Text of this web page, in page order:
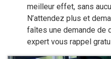
meilleur effet, sans
N’attendez plus et
faîtes une demande de
expert vous rappel